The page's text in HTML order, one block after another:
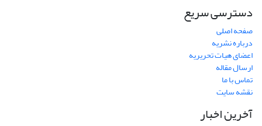
دسترسی سریع
صفحه اصلی
درباره نشریه
اعضای هیات تحریریه
ارسال مقاله
تماس با ما
نقشه سایت
آخرین اخبار